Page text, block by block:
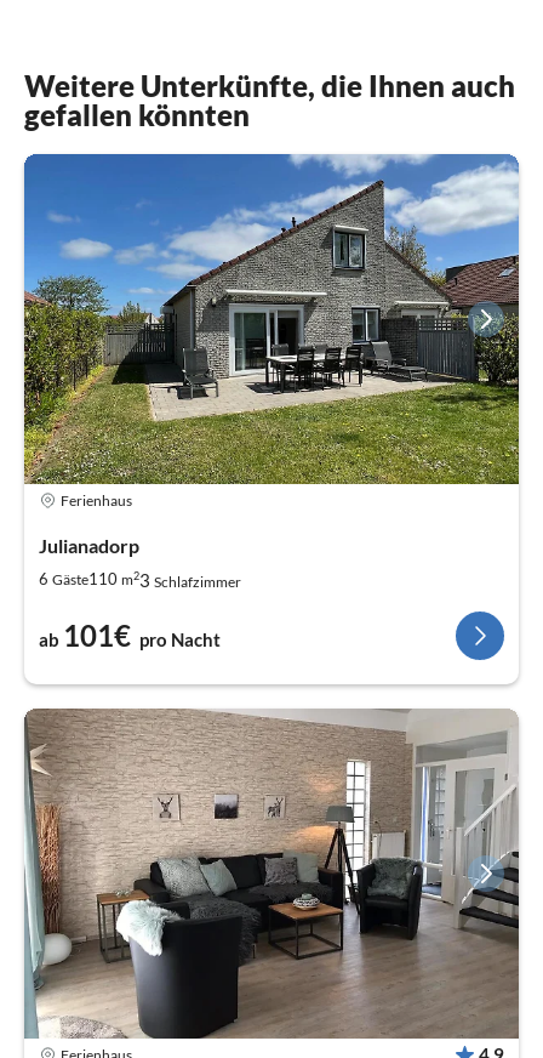
Weitere Unterkünfte, die Ihnen auch
gefallen könnten
Ferienhaus
Julianadorp
6 Gäste110 m23 Schlafzimmer
ab 101€ pro Nacht